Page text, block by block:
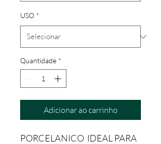
USO *
Quantidade *
Adicionar ao carrinho
PORCELANICO IDEAL PARA